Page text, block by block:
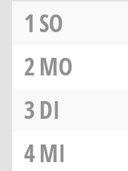
1 SO
2MO
3DI
4MI